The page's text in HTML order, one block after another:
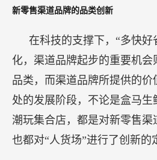
新零售渠道品牌的品类创新
在科技的支撑下，“多快
化，渠道品牌起步的重要机会
品类，而渠道品牌所提供的
处的发展阶段，不论是盒马生
潮玩集合店，都是对新零售渠
也都对“人货场”进行了创新的